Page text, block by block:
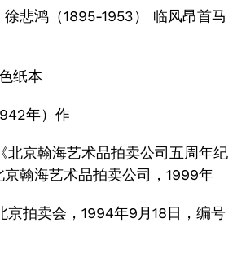
鸿（1895-1953） 临风昂首马
纸本
年）作
京翰海艺术品拍卖公司五周年纪
翰海艺术品拍卖公司，1999年
拍卖会，1994年9月18日，编号